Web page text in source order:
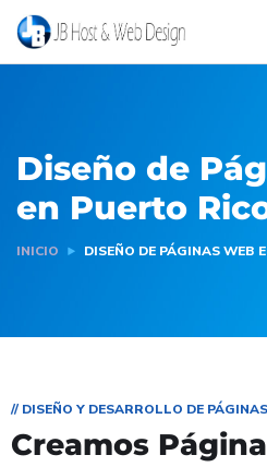
Diseño de
en Puerto
INICIO DISEÑO DE PÁGINAS WEB
// DISEÑO Y DESARROLLO DE
Creamos